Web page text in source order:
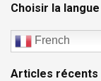
Choisir la langue
French
Articles récents